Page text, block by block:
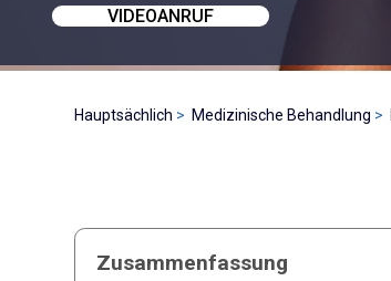
VIDEOANRUF
Hauptsächlich Medizinische Behandlung
Zusammenfassung